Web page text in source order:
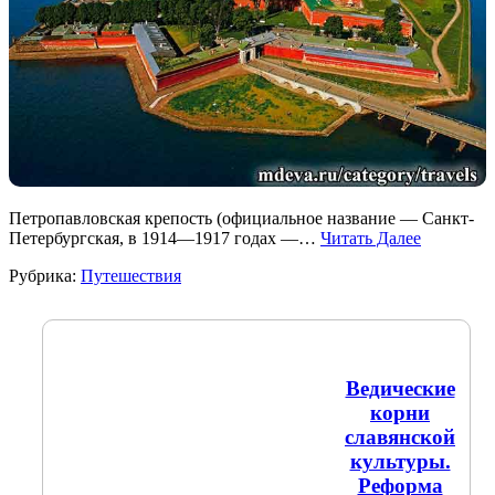
Петропавловская крепость (официальное название — Санкт-
Петербургская, в 1914—1917 годах —… Читать Далее
Рубрика: Путешествия
Ведические
корни
славянской
культуры.
Реформа